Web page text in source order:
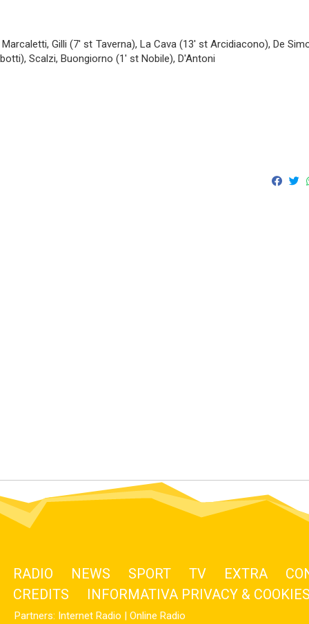
Gilli (7' st Taverna), La Cava (13' st Arcidiacono), De
Scalzi, Buongiorno (1' st Nobile), D'Antoni
RADIO NEWS SPORT TV EXTRA
CREDITS
INFORMATIVA PRIVACY &
Partners: Internet Radio | Online Radio